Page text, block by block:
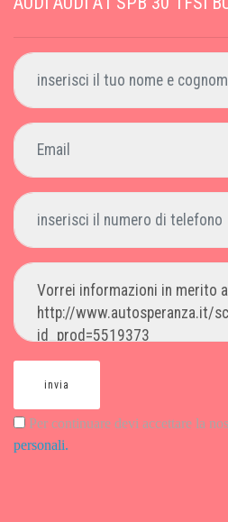
invia
Per continuare devi accettare la
personali.